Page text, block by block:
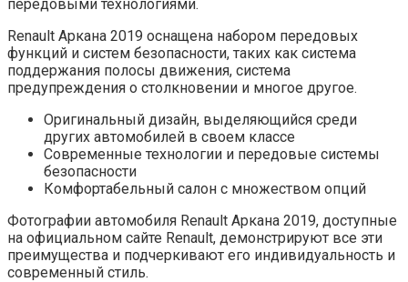
передовыми технологиями.
Renault Аркана 2019 оснащена набором передовых
функций и систем безопасности, таких как система
поддержания полосы движения, система
предупреждения о столкновении и многое другое.
Оригинальный дизайн, выделяющийся среди
других автомобилей в своем классе
Современные технологии и передовые системы
безопасности
Комфортабельный салон с множеством опций
Фотографии автомобиля Renault Аркана 2019, доступные
на официальном сайте Renault, демонстрируют все эти
преимущества и подчеркивают его индивидуальность и
современный стиль.